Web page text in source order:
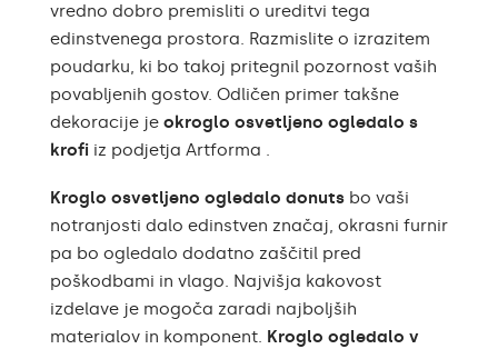
Garancija
Zaščita IP20
vredno dobro premisliti o ureditvi tega
edinstvenega prostora. Razmislite o izrazitem
poudarku, ki bo takoj pritegnil pozornost vaših
povabljenih gostov. Odličen primer takšne
dekoracije je okroglo osvetljeno ogledalo s
krofi iz podjetja Artforma .
Kroglo osvetljeno ogledalo donuts bo vaši
notranjosti dalo edinstven značaj, okrasni furnir
pa bo ogledalo dodatno zaščitil pred
poškodbami in vlago. Najvišja kakovost
izdelave je mogoča zaradi najboljših
materialov in komponent. Kroglo ogledalo v